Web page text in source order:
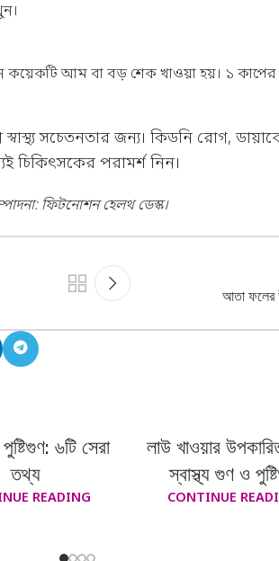
কয়েকটি আম বা বড় শেক খাওয়া হয়। ১ কাপের
সচেতনতার জন্য। কিডনি রোগ,
পরামর্শ নিন।
ফিটনোশন হেলথ ডেস্ক।
আতা ফলের
৬টি সেরা
তথ্য
READING
লাউ খাওয়ার
স্বাস্থ্য গুণ ও
CONTINUE